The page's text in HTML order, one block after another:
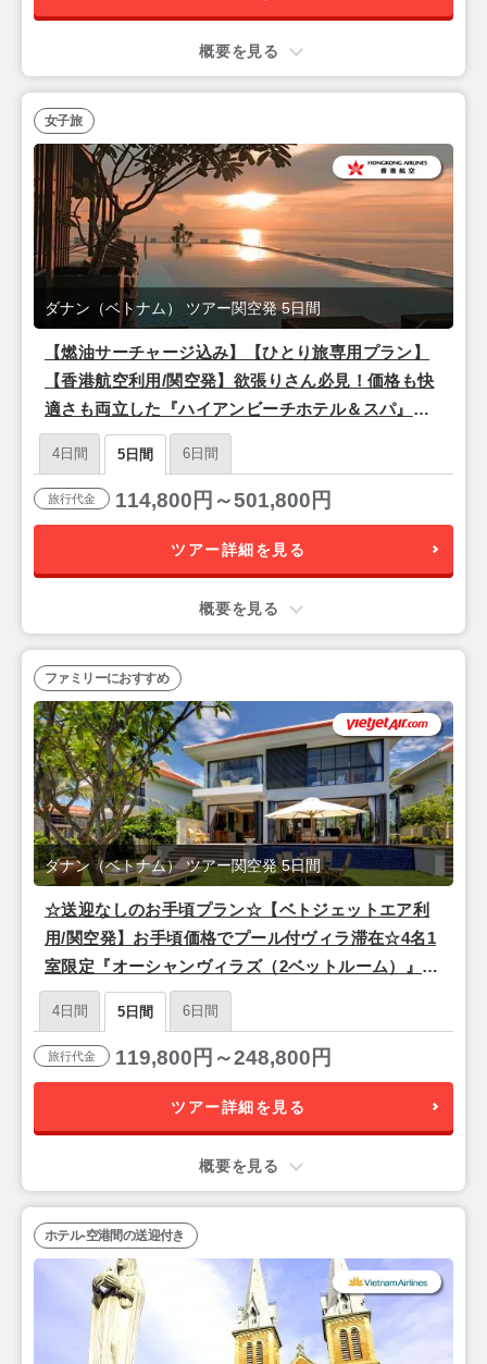
概要を見る
【燃油サーチャージ込み】【ひとり旅専用プラン】
【香港航空利用/関空発】欲張りさん必見！価格も快
適さも両立した『ハイアンビーチホテル＆スパ』滞
在 ダナン3泊5日
ダナン（ベトナム） ツアー関空発 5日間
女子旅
4日間 5日間 6日間
旅行代金 114,800円～501,800円
ツアー詳細を見る
概要を見る
☆送迎なしのお手頃プラン☆【ベトジェットエア利
用/関空発】お手頃価格でプール付ヴィラ滞在☆4名1
室限定『オーシャンヴィラズ（2ベットルーム）』宿
泊ダナン3泊5日
ダナン（ベトナム） ツアー関空発 5日間
ファミリーにおすすめ
4日間 5日間 6日間
旅行代金 119,800円～248,800円
ツアー詳細を見る
概要を見る
ホテル-空港間の送迎付き